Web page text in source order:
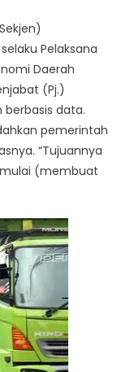
Pelaksana
Daerah
(Pj.)
data.
pemerintah
“Tujuannya
(membuat